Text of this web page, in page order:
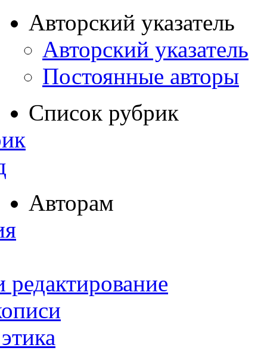
Авторский указатель
Авторский указатель
Постоянные авторы
Список рубрик
Авторам
редактирование